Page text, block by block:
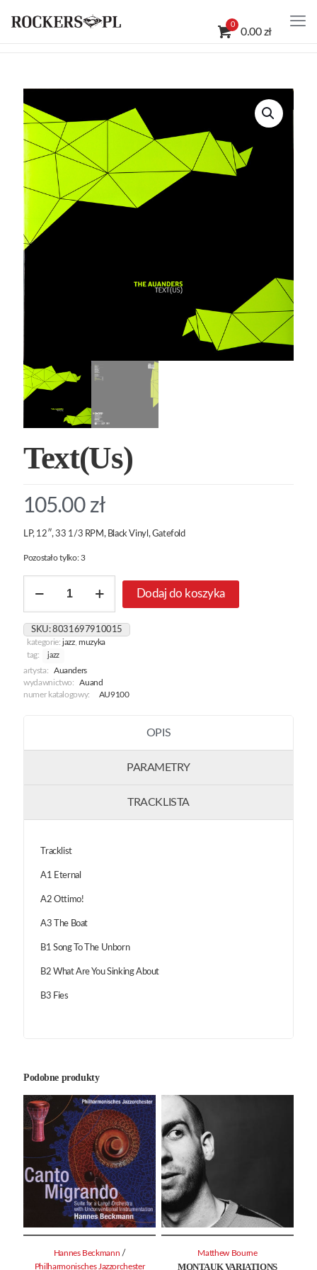
0
0.00 zł
Text(Us)
105.00 zł
LP, 12″, 33 1/3 RPM, Black Vinyl, Gatefold
Pozostało tylko: 3
Text(Us)
Dodaj do koszyka
SKU:8031697910015
kategorie: jazz,muzyka
tag:
jazz
artysta:
Auanders
wydawnictwo:
Auand
numer katalogowy:
AU9100
OPIS
PARAMETRY
TRACKLISTA
Tracklist
A1 Eternal
A2 Ottimo!
A3 The Boat
B1 Song To The Unborn
B2 What Are You Sinking About
B3 Fies
Podobne produkty
Hannes Beckmann /
Philharmonisches Jazzorchester MONTAUK VARIATIONS
Matthew Bourne